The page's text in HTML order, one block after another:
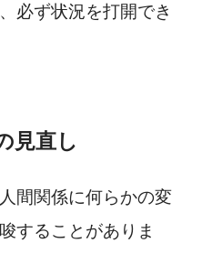
必ず状況を打開でき
見直し
間関係に何らかの変
することがありま